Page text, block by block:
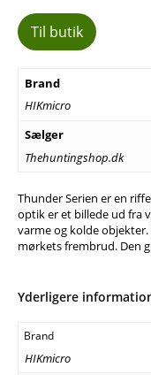
Til butik
Brand
HIKmicro
Sælger
Thehuntingshop.dk
Thunder Serien er en
optik er et billede ud fra
varme og kolde
mørkets frembrud. Den
Yderligere
Brand
HIKmicro